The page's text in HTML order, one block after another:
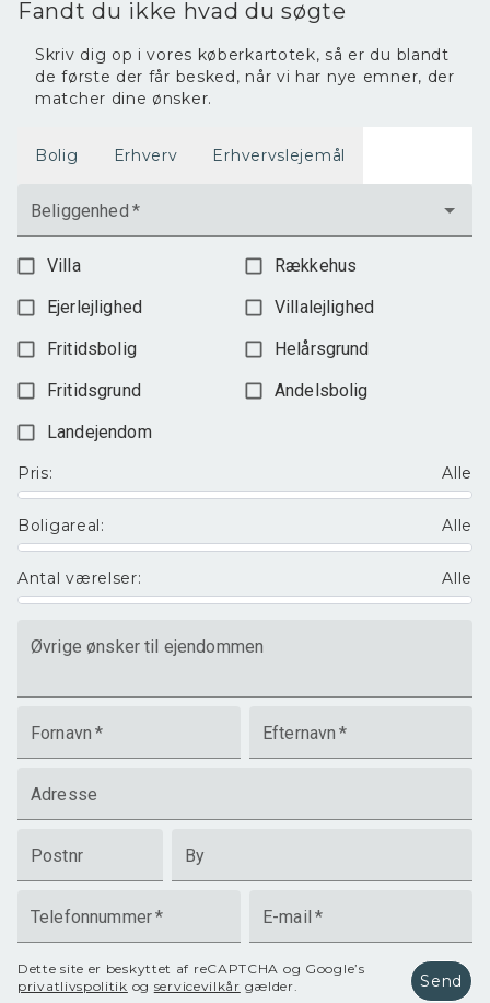
Fandt du ikke hvad du søgte
Skriv dig op i vores køberkartotek, så er du blandt
de første der får besked, når vi har nye emner, der
matcher dine ønsker.
Bolig Erhverv Erhvervslejemål
Beliggenhed *
Villa
Rækkehus
Ejerlejlighed
Villalejlighed
Fritidsbolig
Helårsgrund
Fritidsgrund
Andelsbolig
Landejendom
Pris: Alle
Boligareal: Alle
Antal værelser: Alle
Øvrige ønsker til ejendommen
Fornavn * Efternavn *
Adresse
Postnr By
Telefonnummer* E-mail *
Dette site er beskyttet af reCAPTCHA og Google’s
privatlivspolitik og servicevilkår gælder. Send